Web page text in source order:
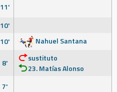
11'
10'
10'
Nahuel Santana
8'
sustituto
23. Matías Alonso
7'